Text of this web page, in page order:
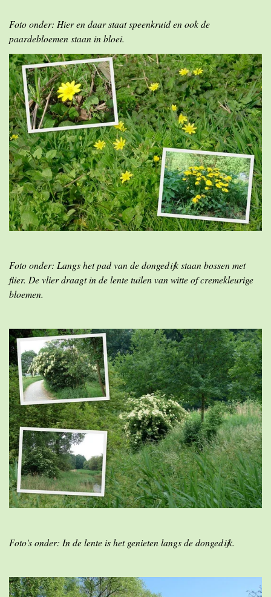
Foto onder: Hier en daar staat speenkruid en ook de
paardebloemen staan in bloei.
Foto onder: Langs het pad van de dongedijk staan bossen met
flier. De vlier draagt in de lente tuilen van witte of cremekleurige
bloemen.
Foto's onder: In de lente is het genieten langs de dongedijk.